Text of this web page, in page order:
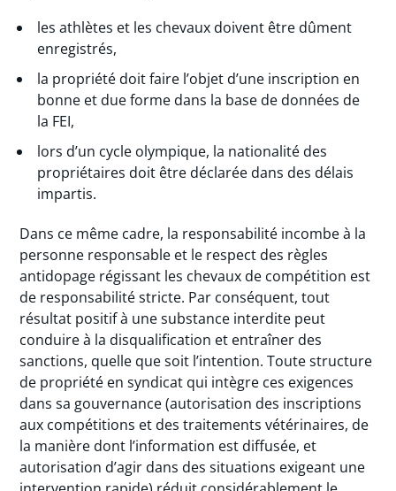
les athlètes et les chevaux doivent être dûment
enregistrés,
la propriété doit faire l’objet d’une inscription en
bonne et due forme dans la base de données de
la FEI,
lors d’un cycle olympique, la nationalité des
propriétaires doit être déclarée dans des délais
impartis.
Dans ce même cadre, la responsabilité incombe à la
personne responsable et le respect des règles
antidopage régissant les chevaux de compétition est
de responsabilité stricte. Par conséquent, tout
résultat positif à une substance interdite peut
conduire à la disqualification et entraîner des
sanctions, quelle que soit l’intention. Toute structure
de propriété en syndicat qui intègre ces exigences
dans sa gouvernance (autorisation des inscriptions
aux compétitions et des traitements vétérinaires, de
la manière dont l’information est diffusée, et
autorisation d’agir dans des situations exigeant une